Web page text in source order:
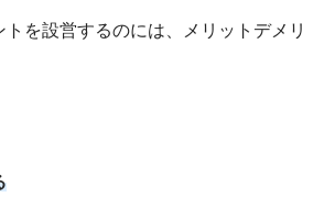
を設営するのには、メリットデメリ